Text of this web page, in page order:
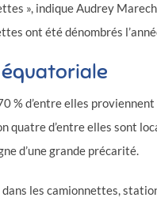
», indique Audrey
ont été dénombrés
équatoriale
% d’entre elles
quatre d’entre elles sont
d’une grande précarité.
les camionnettes,